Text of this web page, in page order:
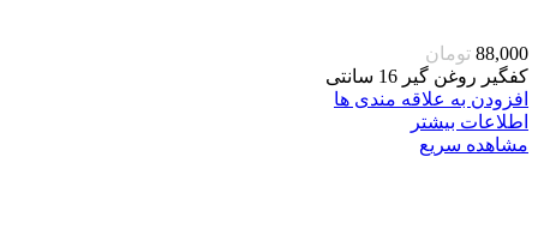
88,000 تومان
کفگیر روغن گیر 16 سانتی
افزودن به علاقه مندی ها
اطلاعات بیشتر
مشاهده سریع